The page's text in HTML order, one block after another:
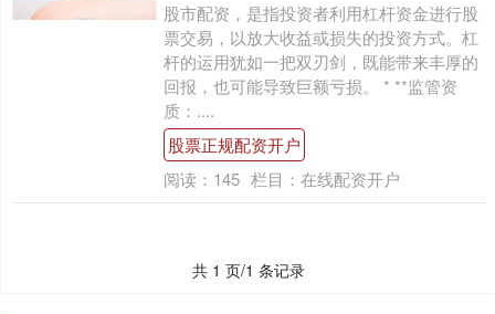
股市配资，是指投资者利用杠杆资金进行股
票交易，以放大收益或损失的投资方式。杠
杆的运用犹如一把双刃剑，既能带来丰厚的
回报，也可能导致巨额亏损。 * **监管资
质：....
股票正规配资开户
阅读： 145 栏目： 在线配资开户
共 1 页/1 条记录